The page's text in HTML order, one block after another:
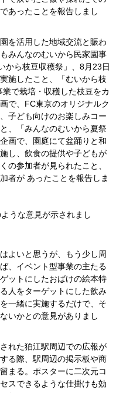
あったことを報告しまし
を活用した地域交流と賑わ
みんなのむいから民家園事
から枝豆収穫祭」、8月23日
施したこと、「むいから枝
で栽培・収穫した枝豆をカ
で、FC東京のオリジナルク
子ども向けのお楽しみコー
、「みんなのむいから夏祭
画で、園庭にて盆踊りと和
し、飲食の提供や子どもが
の参加者が見られたこと、
者が あったことを報告しま
うな意見が示されまし
よいと思うが、もう少し周
、イベント型事業の主たる
ットにしたおばけの絵本特
人をターゲットにした飲み
一緒に実施するだけで、そ
いかとの意見がありまし
れた狛江駅周辺での広報が
る際、駅周辺の掲示板や商
まる。ポスターに二次元コ
スできるような仕掛けも効